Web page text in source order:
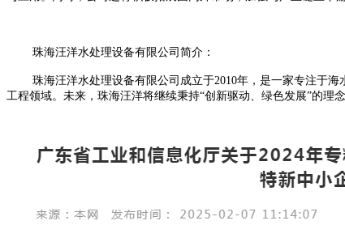
珠海汪洋水处理设备有限公司简介：
珠海汪洋水处理设备有限公司成立于2010年，是一家专注于
工程领域。未来，珠海汪洋将继续秉持“创新驱动、绿色发展”的理